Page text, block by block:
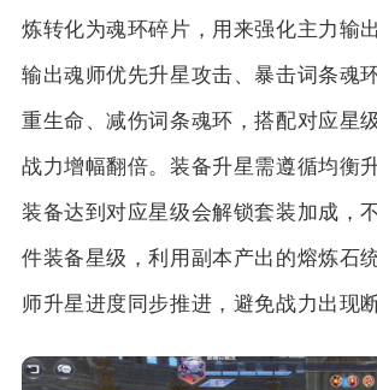
炼转化为魂环碎片，用来强化主力输
输出魂师优先升星攻击、暴击词条魂
重生命、减伤词条魂环，搭配对应星
战力增幅翻倍。装备升星需遵循均衡
装备达到对应星级会解锁套装加成，
件装备星级，利用副本产出的熔炼石
师升星进度同步推进，避免战力出现断